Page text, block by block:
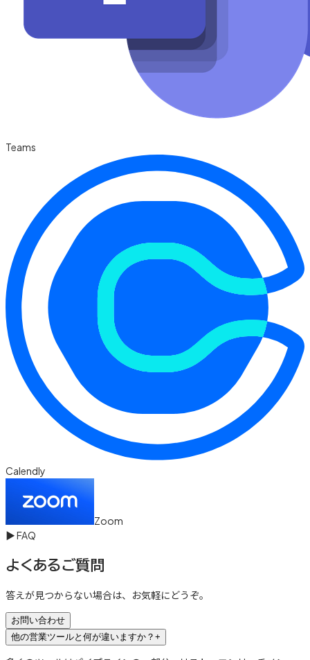
Teams
Calendly
Zoom
▶FAQ
よくあるご質問
答えが見つからない場合は、お気軽にどうぞ。
お問い合わせ
他の営業ツールと何が違いますか？ +